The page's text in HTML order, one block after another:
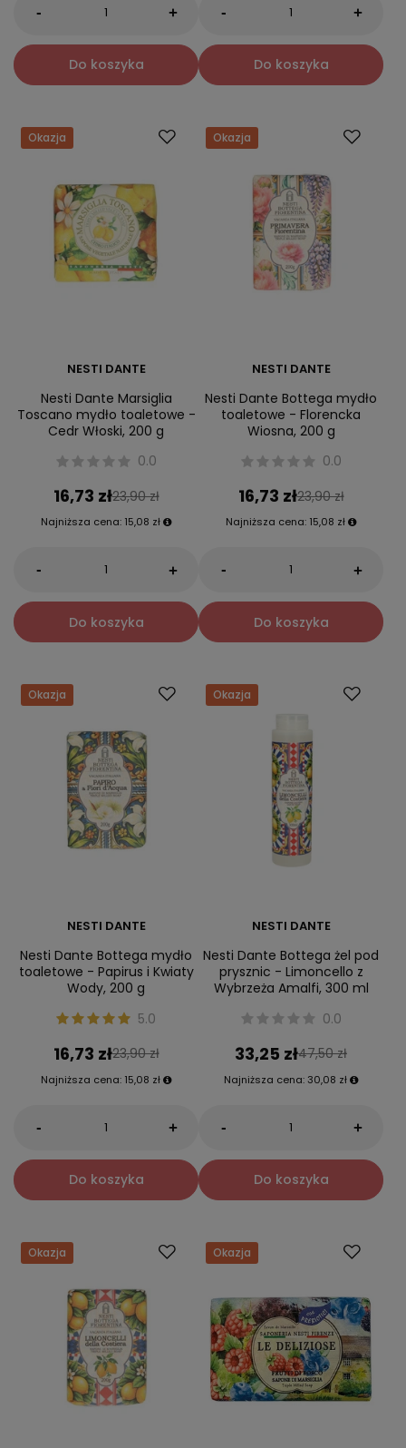
- +
Do koszyka
- +
Do koszyka
Okazja
NESTI DANTE
Nesti Dante Marsiglia
Toscano mydło toaletowe -
Cedr Włoski, 200 g
0.0
16,73 zł23,90 zł
Najniższa cena: 15,08 zł
- +
Do koszyka
Okazja
NESTI DANTE
Nesti Dante Bottega mydło
toaletowe - Florencka
Wiosna, 200 g
0.0
16,73 zł23,90 zł
Najniższa cena: 15,08 zł
- +
Do koszyka
Okazja
NESTI DANTE
Nesti Dante Bottega mydło
toaletowe - Papirus i Kwiaty
Wody, 200 g
5.0
16,73 zł23,90 zł
Najniższa cena: 15,08 zł
- +
Do koszyka
Okazja
NESTI DANTE
Nesti Dante Bottega żel pod
prysznic - Limoncello z
Wybrzeża Amalfi, 300 ml
0.0
33,25 zł47,50 zł
Najniższa cena: 30,08 zł
- +
Do koszyka
Okazja Okazja